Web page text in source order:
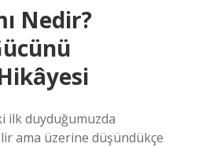
Nedir?
ilk duyduğumuzda
ama üzerine düşündükçe